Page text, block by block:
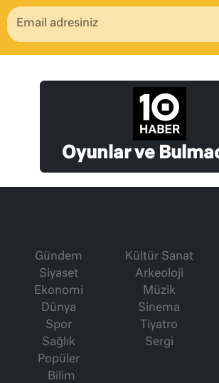
Oyunlar ve
Gündem
Siyaset
Ekonomi
Dünya
Spor
Sağlık
Popüler
Bilim
Kültür Sanat
Arkeoloji
Müzik
Sinema
Tiyatro
Sergi